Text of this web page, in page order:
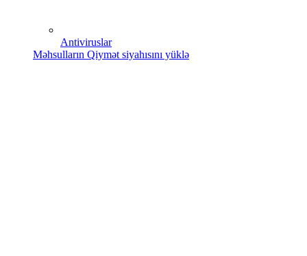
Antiviruslar
Məhsulların Qiymət siyahısını yüklə